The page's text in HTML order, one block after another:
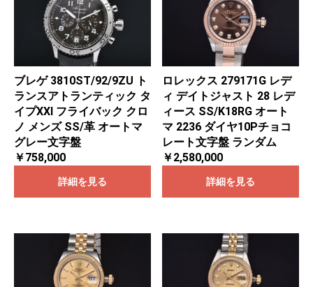
ブレゲ 3810ST/92/9ZU ト
ランスアトランティック タ
イプXXI フライバック クロ
ノ メンズ SS/革 オートマ
グレー文字盤
￥758,000
詳細を見る
ロレックス 279171G レデ
ィ デイトジャスト 28 レデ
ィース SS/K18RG オート
マ 2236 ダイヤ10Pチョコ
レート文字盤 ランダム
￥2,580,000
詳細を見る